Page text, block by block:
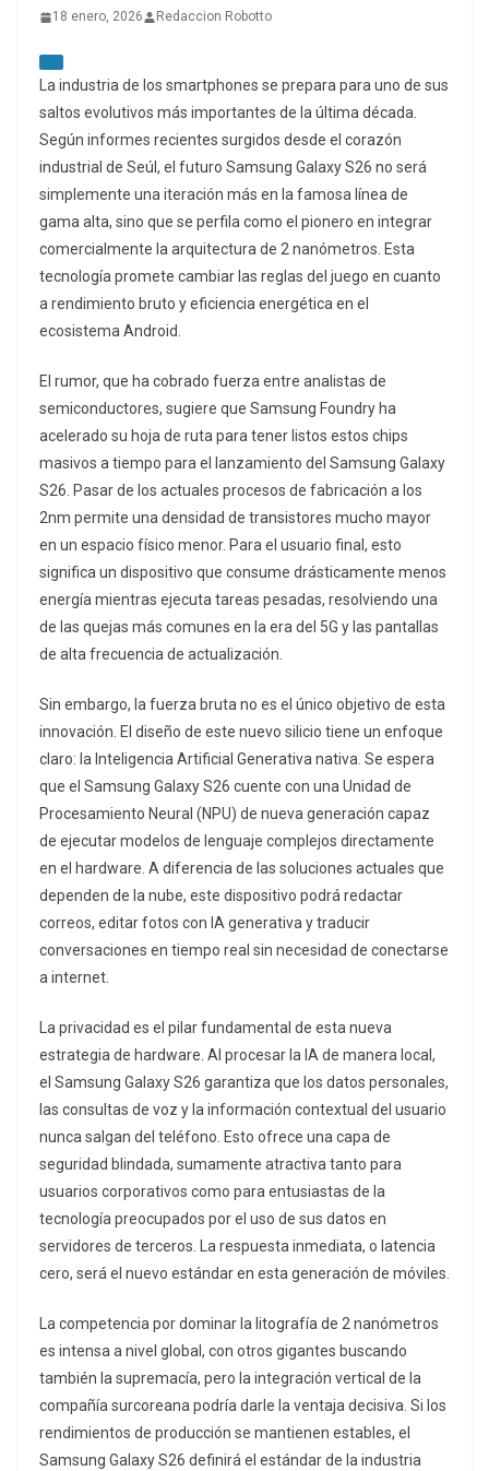
18 enero, 2026 Redaccion Robotto
La industria de los smartphones se prepara para uno de sus
saltos evolutivos más importantes de la última década.
Según informes recientes surgidos desde el corazón
industrial de Seúl, el futuro Samsung Galaxy S26 no será
simplemente una iteración más en la famosa línea de
gama alta, sino que se perfila como el pionero en integrar
comercialmente la arquitectura de 2 nanómetros. Esta
tecnología promete cambiar las reglas del juego en cuanto
a rendimiento bruto y eficiencia energética en el
ecosistema Android.
El rumor, que ha cobrado fuerza entre analistas de
semiconductores, sugiere que Samsung Foundry ha
acelerado su hoja de ruta para tener listos estos chips
masivos a tiempo para el lanzamiento del Samsung Galaxy
S26. Pasar de los actuales procesos de fabricación a los
2nm permite una densidad de transistores mucho mayor
en un espacio físico menor. Para el usuario final, esto
significa un dispositivo que consume drásticamente menos
energía mientras ejecuta tareas pesadas, resolviendo una
de las quejas más comunes en la era del 5G y las pantallas
de alta frecuencia de actualización.
Sin embargo, la fuerza bruta no es el único objetivo de esta
innovación. El diseño de este nuevo silicio tiene un enfoque
claro: la Inteligencia Artificial Generativa nativa. Se espera
que el Samsung Galaxy S26 cuente con una Unidad de
Procesamiento Neural (NPU) de nueva generación capaz
de ejecutar modelos de lenguaje complejos directamente
en el hardware. A diferencia de las soluciones actuales que
dependen de la nube, este dispositivo podrá redactar
correos, editar fotos con IA generativa y traducir
conversaciones en tiempo real sin necesidad de conectarse
a internet.
La privacidad es el pilar fundamental de esta nueva
estrategia de hardware. Al procesar la IA de manera local,
el Samsung Galaxy S26 garantiza que los datos personales,
las consultas de voz y la información contextual del usuario
nunca salgan del teléfono. Esto ofrece una capa de
seguridad blindada, sumamente atractiva tanto para
usuarios corporativos como para entusiastas de la
tecnología preocupados por el uso de sus datos en
servidores de terceros. La respuesta inmediata, o latencia
cero, será el nuevo estándar en esta generación de móviles.
La competencia por dominar la litografía de 2 nanómetros
es intensa a nivel global, con otros gigantes buscando
también la supremacía, pero la integración vertical de la
compañía surcoreana podría darle la ventaja decisiva. Si los
rendimientos de producción se mantienen estables, el
Samsung Galaxy S26 definirá el estándar de la industria